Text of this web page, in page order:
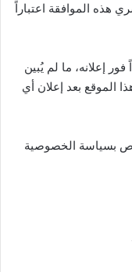
هذه الموافقة اعتباراً
إعلانه، ما لم يُبين
الموقع بعد إعلان أي
بسياسة الخصوصية